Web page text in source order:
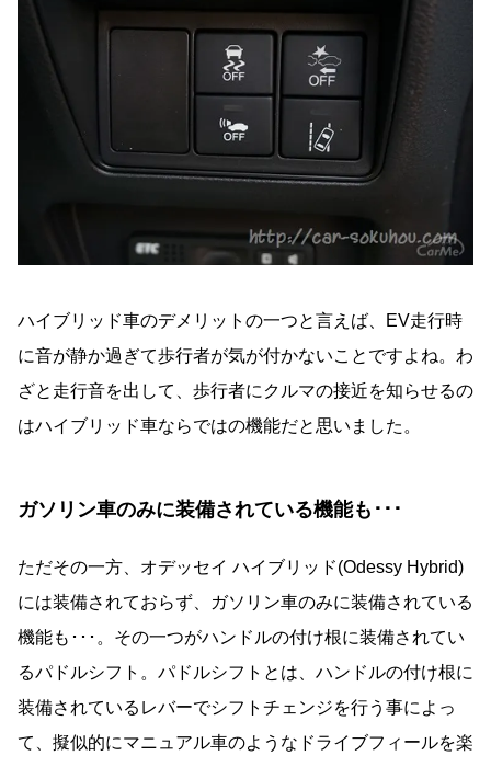
ハイブリッド車のデメリットの一つと言えば、EV走行時
に音が静か過ぎて歩行者が気が付かないことですよね。わ
ざと走行音を出して、歩行者にクルマの接近を知らせるの
はハイブリッド車ならではの機能だと思いました。
ガソリン車のみに装備されている機能も･･･
ただその一方、オデッセイ ハイブリッド(Odessy Hybrid)
には装備されておらず、ガソリン車のみに装備されている
機能も･･･。その一つがハンドルの付け根に装備されてい
るパドルシフト。パドルシフトとは、ハンドルの付け根に
装備されているレバーでシフトチェンジを行う事によっ
て、擬似的にマニュアル車のようなドライブフィールを楽